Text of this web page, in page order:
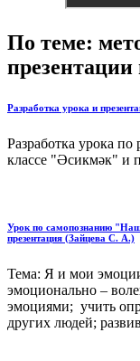
По теме:
Разработка урока и
Разработка урока
классе "Әсикмәк" и
Урок по самопознанию
презентация (Зайцева С. А.)
Тема: Я и мои
эмоционально –
эмоциями; учить
других людей;